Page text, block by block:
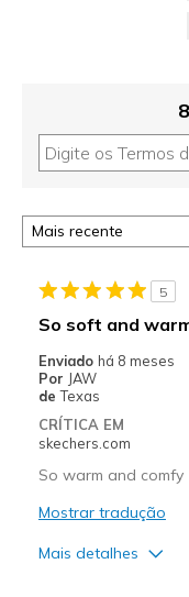
5
So soft and
Enviado há 8 meses
Por JAW
de Texas
CRÍTICA EM
skechers.com
So warm and comfy
Mostrar tradução
Mais detalhes